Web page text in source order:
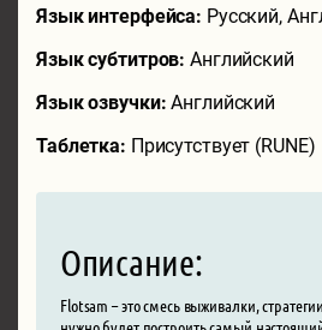
Язык интерфейса: Русский,
Язык субтитров:Английский
Язык озвучки:Английский
Таблетка: Присутствует (RUNE)
Описание:
Flotsam – это смесь выживалки,